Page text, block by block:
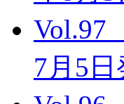
Vol.97
7月5日